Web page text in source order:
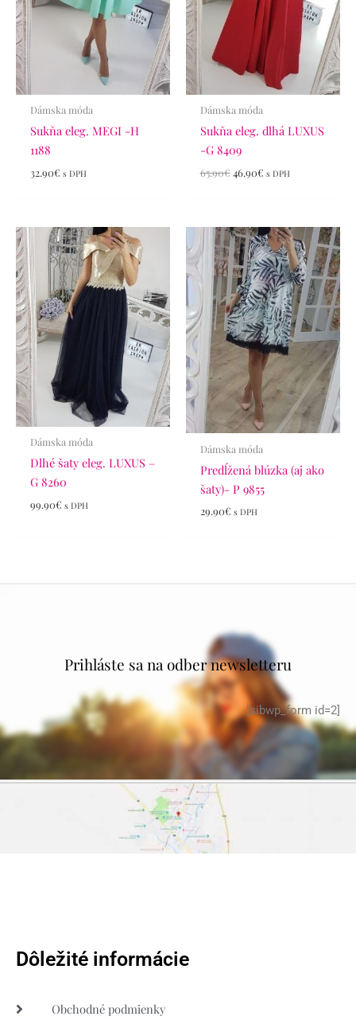
Dámska móda
Sukňa eleg. MEGI -H
1188
32.90€ s DPH
Dámska móda
Sukňa eleg. dlhá LUXUS
-G 8409
65.90€ 46.90€ s DPH
Dámska móda
Dlhé šaty eleg. LUXUS –
G 8260
99.90€ s DPH
Dámska móda
Predĺžená blúzka (aj ako
šaty)- P 9855
29.90€ s DPH
Prihláste sa na odber newsletteru
[sibwp_form id=2]
Dôležité informácie
Obchodné podmienky